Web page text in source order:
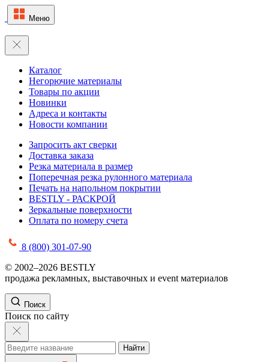
Меню
Каталог
Негорючие материалы
Товары по акции
Новинки
Адреса и контакты
Новости компании
Запросить акт сверки
Доставка заказа
Резка материала в размер
Поперечная резка рулонного материала
Печать на напольном покрытии
BESTLY - РАСКРОЙ
Зеркальные поверхности
Оплата по номеру счета
8 (800) 301-07-90
© 2002–2026 BESTLY
продажа рекламных, выставочных и event материалов
Поиск
Поиск по сайту
Найти